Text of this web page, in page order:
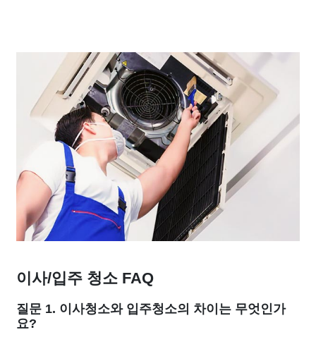
이사/입주 청소 FAQ
질문 1. 이사청소와 입주청소의 차이는 무엇인가
요?